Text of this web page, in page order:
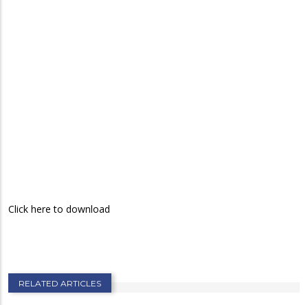
Click here to download
RELATED ARTICLES